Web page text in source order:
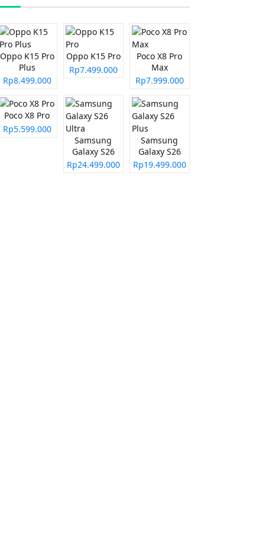
Oppo K15 Pro
Plus
Rp8.499.000
Oppo K15 Pro
Rp7.499.000
Poco X8 Pro
Max
Rp7.999.000
Poco X8 Pro
Rp5.599.000
Samsung
Galaxy S26
Ultra
Rp24.499.000
Samsung
Galaxy S26
Plus
Rp19.499.000